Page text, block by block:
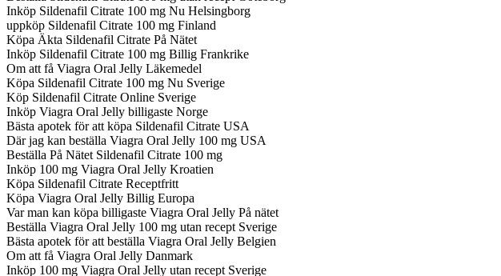
Inköp Sildenafil Citrate 100 mg Nu Helsingborg
uppköp Sildenafil Citrate 100 mg Finland
Köpa Äkta Sildenafil Citrate På Nätet
Inköp Sildenafil Citrate 100 mg Billig Frankrike
Om att få Viagra Oral Jelly Läkemedel
Köpa Sildenafil Citrate 100 mg Nu Sverige
Köp Sildenafil Citrate Online Sverige
Inköp Viagra Oral Jelly billigaste Norge
Bästa apotek för att köpa Sildenafil Citrate USA
Där jag kan beställa Viagra Oral Jelly 100 mg USA
Beställa På Nätet Sildenafil Citrate 100 mg
Inköp 100 mg Viagra Oral Jelly Kroatien
Köpa Sildenafil Citrate Receptfritt
Köpa Viagra Oral Jelly Billig Europa
Var man kan köpa billigaste Viagra Oral Jelly På nätet
Beställa Viagra Oral Jelly 100 mg utan recept Sverige
Bästa apotek för att beställa Viagra Oral Jelly Belgien
Om att få Viagra Oral Jelly Danmark
Inköp 100 mg Viagra Oral Jelly utan recept Sverige